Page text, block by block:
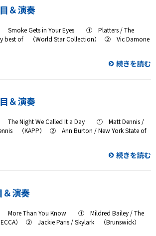
＆演奏
Smoke Gets in Your Eyes ① Platters / The
best of （World Star Collection） ② Vic Damone
続きを読む
＆演奏
The Night We Called It a Day ① Matt Dennis /
（KAPP） ② Ann Burton / New York State of
続きを読む
演奏
More Than You Know ① Mildred Bailey / The
） ② Jackie Paris / Skylark （Brunswick）